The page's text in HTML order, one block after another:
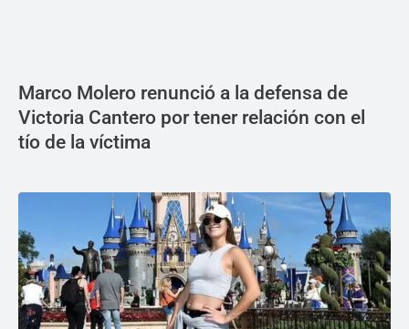
Marco Molero renunció a la defensa de
Victoria Cantero por tener relación con el
tío de la víctima